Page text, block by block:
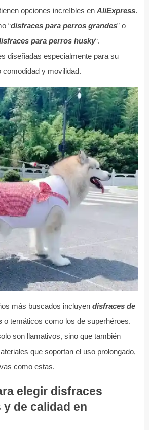
opciones increíbles en AliExpress.
“disfraces para perros grandes” o
para perros husky“.
diseñadas especialmente para su
comodidad y movilidad.
más buscados incluyen disfraces de
o temáticos como los de superhéroes.
son llamativos, sino que también
que soportan el uso prolongado,
como estas.
elegir disfraces
de calidad en